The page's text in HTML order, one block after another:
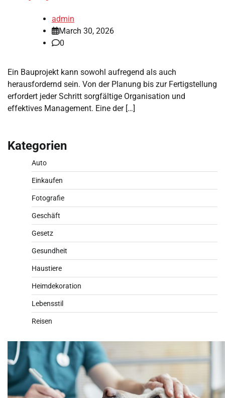
admin
March 30, 2026
0
Ein Bauprojekt kann sowohl aufregend als auch
herausfordernd sein. Von der Planung bis zur Fertigstellung
erfordert jeder Schritt sorgfältige Organisation und
effektives Management. Eine der […]
Kategorien
Auto
Einkaufen
Fotografie
Geschäft
Gesetz
Gesundheit
Haustiere
Heimdekoration
Lebensstil
Reisen